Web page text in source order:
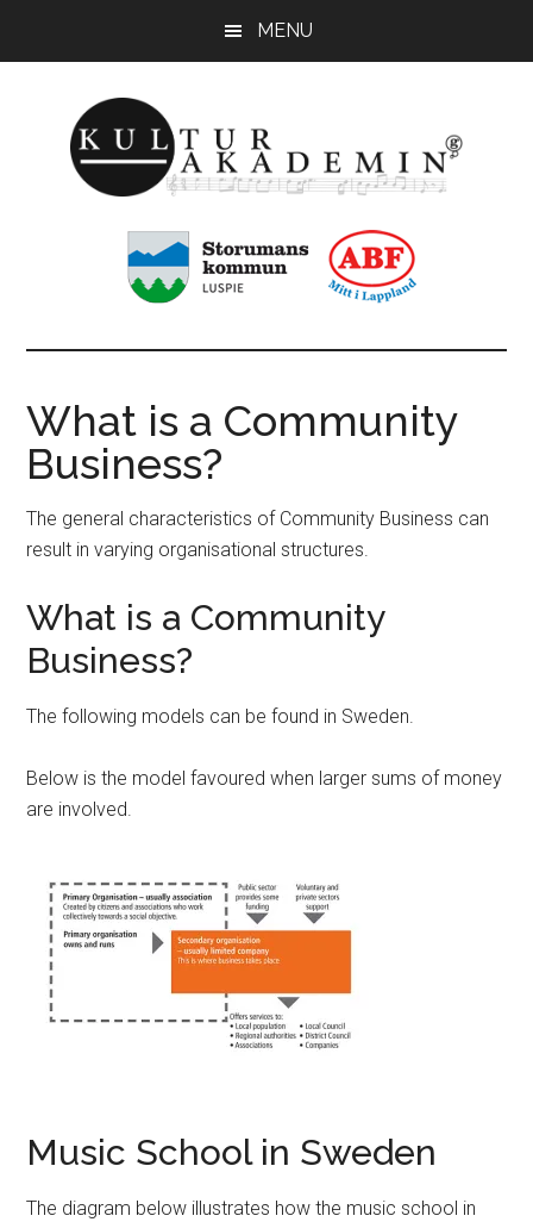
MENU
KulturAkademin
What is a Community
Business?
The general characteristics of Community Business can
result in varying organisational structures.
What is a Community
Business?
The following models can be found in Sweden.
Below is the model favoured when larger sums of money
are involved.
Music School in Sweden
The diagram below illustrates how the music school in